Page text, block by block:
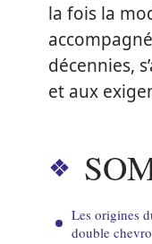
la fois la
décennies,
et aux
Les origines
double